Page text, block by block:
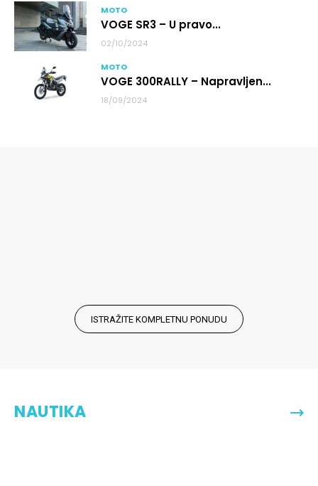
MOTO
VOGE SR3 – U pravo...
02/10/2024
MOTO
VOGE 300RALLY – Napravljen...
18/09/2024
ISTRAŽITE KOMPLETNU PONUDU
NAUTIKA